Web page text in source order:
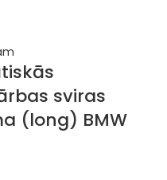
sviras
(long) BMW